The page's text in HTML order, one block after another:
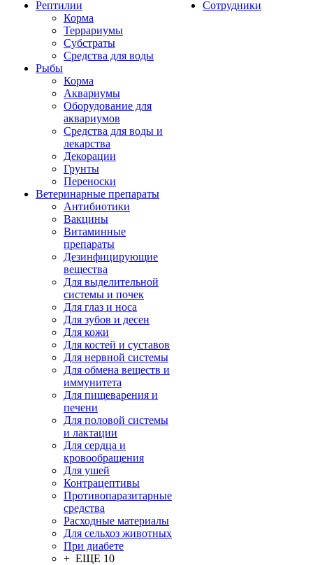
Рептилии
Корма
Террариумы
Субстраты
Средства для воды
Рыбы
Корма
Аквариумы
Оборудование для
аквариумов
Средства для воды и
лекарства
Декорации
Грунты
Переноски
Ветеринарные препараты
Антибиотики
Вакцины
Витаминные
препараты
Дезинфицирующие
вещества
Для выделительной
системы и почек
Для глаз и носа
Для зубов и десен
Для кожи
Для костей и суставов
Для нервной системы
Для обмена веществ и
иммунитета
Для пищеварения и
печени
Для половой системы
и лактации
Для сердца и
кровообращения
Для ушей
Контрацептивы
Противопаразитарные
средства
Расходные материалы
Для сельхоз животных
При диабете
+ ЕЩЕ 10
Сотрудники